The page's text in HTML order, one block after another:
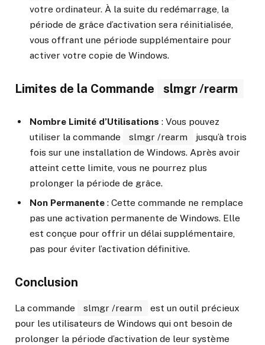
votre ordinateur. À la suite du redémarrage, la
période de grâce d’activation sera réinitialisée,
vous offrant une période supplémentaire pour
activer votre copie de Windows.
Limites de la Commande slmgr /rearm
Nombre Limité d’Utilisations : Vous pouvez
utiliser la commande
slmgr /rearm
jusqu’à trois
fois sur une installation de Windows. Après avoir
atteint cette limite, vous ne pourrez plus
prolonger la période de grâce.
Non Permanente : Cette commande ne remplace
pas une activation permanente de Windows. Elle
est conçue pour offrir un délai supplémentaire,
pas pour éviter l’activation définitive.
Conclusion
La commande slmgr /rearm
est un outil précieux
pour les utilisateurs de Windows qui ont besoin de
prolonger la période d’activation de leur système